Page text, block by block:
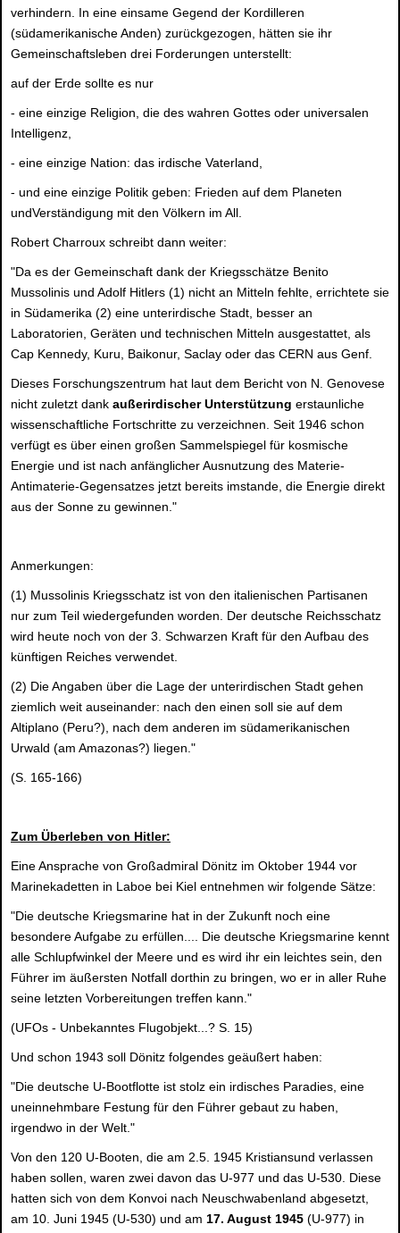
verhindern. In eine einsame Gegend der Kordilleren
(südamerikanische Anden) zurückgezogen, hätten sie ihr
Gemeinschaftsleben drei Forderungen unterstellt:
auf der Erde sollte es nur
- eine einzige Religion, die des wahren Gottes oder universalen
Intelligenz,
- eine einzige Nation: das irdische Vaterland,
- und eine einzige Politik geben: Frieden auf dem Planeten
undVerständigung mit den Völkern im All.
Robert Charroux schreibt dann weiter:
"Da es der Gemeinschaft dank der Kriegsschätze Benito
Mussolinis und Adolf Hitlers (1) nicht an Mitteln fehlte, errichtete sie
in Südamerika (2) eine unterirdische Stadt, besser an
Laboratorien, Geräten und technischen Mitteln ausgestattet, als
Cap Kennedy, Kuru, Baikonur, Saclay oder das CERN aus Genf.
Dieses Forschungszentrum hat laut dem Bericht von N. Genovese
nicht zuletzt dank außerirdischer Unterstützung erstaunliche
wissenschaftliche Fortschritte zu verzeichnen. Seit 1946 schon
verfügt es über einen großen Sammelspiegel für kosmische
Energie und ist nach anfänglicher Ausnutzung des Materie-
Antimaterie-Gegensatzes jetzt bereits imstande, die Energie direkt
aus der Sonne zu gewinnen."
Anmerkungen:
(1) Mussolinis Kriegsschatz ist von den italienischen Partisanen
nur zum Teil wiedergefunden worden. Der deutsche Reichsschatz
wird heute noch von der 3. Schwarzen Kraft für den Aufbau des
künftigen Reiches verwendet.
(2) Die Angaben über die Lage der unterirdischen Stadt gehen
ziemlich weit auseinander: nach den einen soll sie auf dem
Altiplano (Peru?), nach dem anderen im südamerikanischen
Urwald (am Amazonas?) liegen."
(S. 165-166)
Zum Überleben von Hitler:
Eine Ansprache von Großadmiral Dönitz im Oktober 1944 vor
Marinekadetten in Laboe bei Kiel entnehmen wir folgende Sätze:
"Die deutsche Kriegsmarine hat in der Zukunft noch eine
besondere Aufgabe zu erfüllen.... Die deutsche Kriegsmarine kennt
alle Schlupfwinkel der Meere und es wird ihr ein leichtes sein, den
Führer im äußersten Notfall dorthin zu bringen, wo er in aller Ruhe
seine letzten Vorbereitungen treffen kann."
(UFOs - Unbekanntes Flugobjekt...? S. 15)
Und schon 1943 soll Dönitz folgendes geäußert haben:
"Die deutsche U-Bootflotte ist stolz ein irdisches Paradies, eine
uneinnehmbare Festung für den Führer gebaut zu haben,
irgendwo in der Welt."
Von den 120 U-Booten, die am 2.5. 1945 Kristiansund verlassen
haben sollen, waren zwei davon das U-977 und das U-530. Diese
hatten sich von dem Konvoi nach Neuschwabenland abgesetzt,
am 10. Juni 1945 (U-530) und am 17. August 1945 (U-977) in